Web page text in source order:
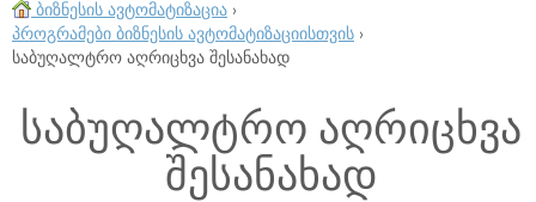
ბიზნესის ავტომატიზაცია ›
პროგრამები ბიზნესის ავტომატიზაციისთვის ›
საბუღალტრო აღრიცხვა შესანახად
საბუღალტრო აღრიცხვა
შესანახად